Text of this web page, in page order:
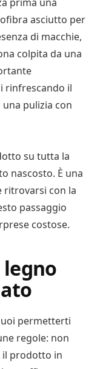
asciutto per
di macchie,
colpita da una
rinfrescando il
pulizia con
su tutta la
nascosto. È una
ritrovarsi con la
passaggio
costose.
permetterti
regole: non
il prodotto in